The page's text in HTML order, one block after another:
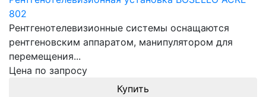
802
Рентгенотелевизионные системы оснащаются
рентгеновским аппаратом, манипулятором для
перемещения...
Цена по запросу